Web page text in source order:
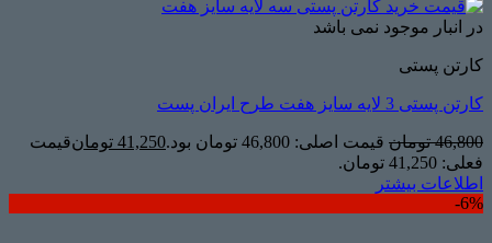
در انبار موجود نمی باشد
کارتن پستی
کارتن پستی 3 لایه سایز هفت طرح ایران پست
46,800 تومان قیمت اصلی: 46,800 تومان بود. 41,250 تومانقیمت
فعلی: 41,250 تومان.
اطلاعات بیشتر
6%-